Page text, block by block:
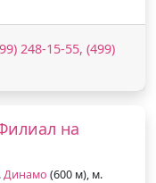
248-15-55, (499)
на
Динамо (600 м), м.